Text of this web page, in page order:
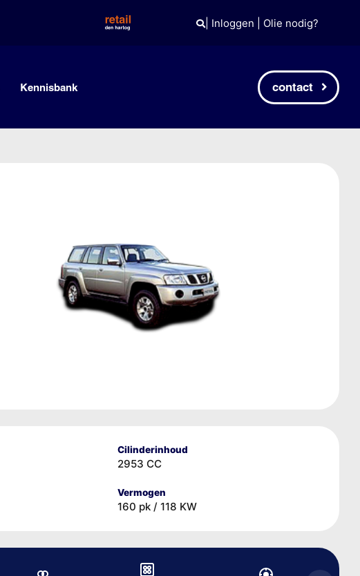
| Inloggen Olie nodig?
Kennisbank contact
Cilinderinhoud
2953 CC
Vermogen
160 pk / 118 KW